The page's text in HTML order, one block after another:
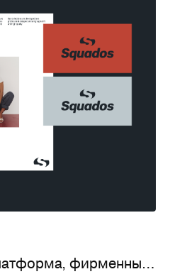
SQUADOS [бренд-платформа, фирменный стиль, брендбук]